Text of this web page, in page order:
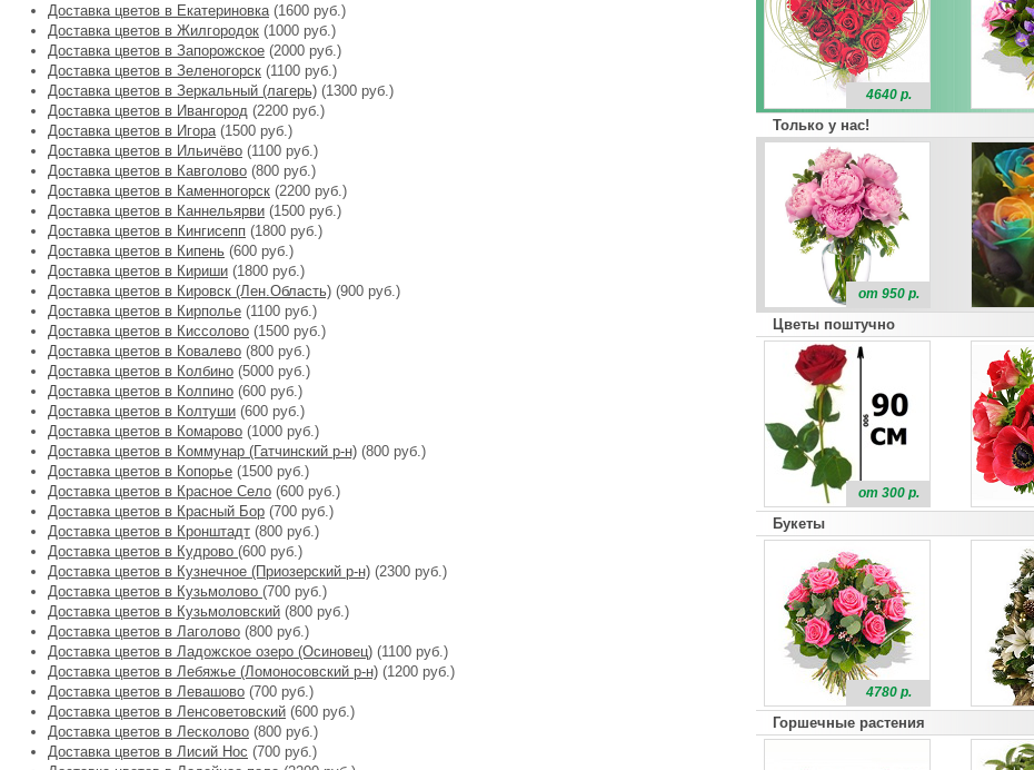
Доставка цветов в Екатериновка(1600 руб.)
Доставка цветов в Жилгородок (1000 руб.)
Доставка цветов в Запорожское (2000 руб.)
Доставка цветов в Зеленогорск (1100 руб.)
Доставка цветов в Зеркальный (лагерь) (1300 руб.)
Доставка цветов в Ивангород (2200 руб.)
Доставка цветов в Игора(1500 руб.)
Доставка цветов в Ильичёво (1100 руб.)
Доставка цветов в Кавголово (800 руб.)
Доставка цветов в Каменногорск (2200 руб.)
Доставка цветов в Каннельярви (1500 руб.)
Доставка цветов в Кингисепп (1800 руб.)
Доставка цветов в Кипень (600 руб.)
Доставка цветов в Кириши (1800 руб.)
Доставка цветов в Кировск (Лен.Область) (900 руб.)
Доставка цветов в Кирполье (1100 руб.)
Доставка цветов в Киссолово (1500 руб.)
Доставка цветов в Ковалево (800 руб.)
Доставка цветов в Колбино (5000 руб.)
Доставка цветов в Колпино (600 руб.)
Доставка цветов в Колтуши (600 руб.)
Доставка цветов в Комарово (1000 руб.)
Доставка цветов в Коммунар (Гатчинский р-н) (800 руб.)
Доставка цветов в Копорье (1500 руб.)
Доставка цветов в Красное Село (600 руб.)
Доставка цветов в Красный Бор (700 руб.)
Доставка цветов в Кронштадт (800 руб.)
Доставка цветов в Кудрово (600 руб.)
Доставка цветов в Кузнечное (Приозерский р-н) (2300 руб.)
Доставка цветов в Кузьмолово (700 руб.)
Доставка цветов в Кузьмоловский (800 руб.)
Доставка цветов в Лаголово (800 руб.)
Доставка цветов в Ладожское озеро (Осиновец) (1100 руб.)
Доставка цветов в Лебяжье (Ломоносовский р-н) (1200 руб.)
Доставка цветов в Левашово (700 руб.)
Доставка цветов в Ленсоветовский (600 руб.)
Доставка цветов в Лесколово (800 руб.)
Доставка цветов в Лисий Нос (700 руб.)
4640 р.
Только у нас!
от 950 р.
Цветы поштучно
от 300 р.
Букеты
4780 р.
Горшечные растения